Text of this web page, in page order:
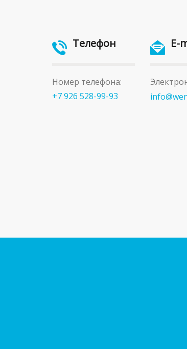
Телефон
Номер телефона:
+7 926 528-99-93
E-